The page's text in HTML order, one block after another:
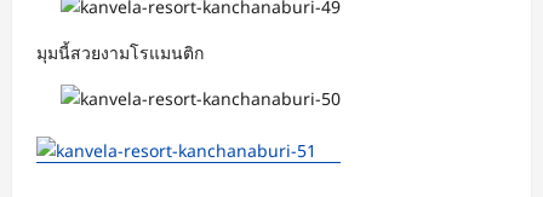
มุมนี้สวยงามโรแมนติก